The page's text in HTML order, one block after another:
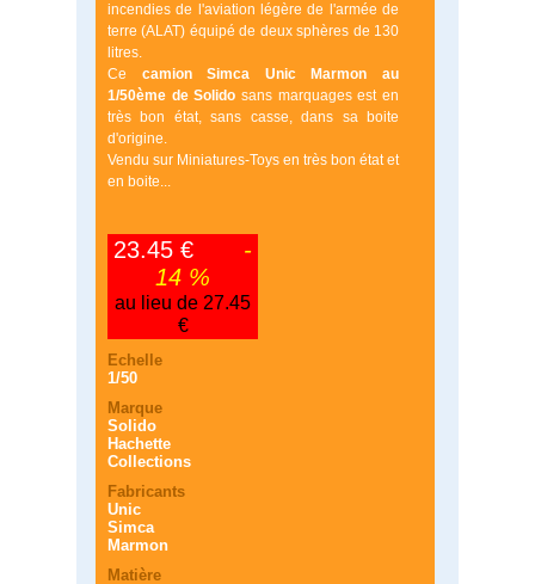
incendies de l'aviation légère de l'armée de
terre (ALAT) équipé de deux sphères de 130
litres.
Ce camion Simca Unic Marmon au
1/50ème de Solido sans marquages est en
très bon état, sans casse, dans sa boite
d'origine.
Vendu sur Miniatures-Toys en très bon état et
en boite...
23.45 €
-
14 %
au lieu de 27.45
€
Echelle
1/50
Marque
Solido
Hachette
Collections
Fabricants
Unic
Simca
Marmon
Matière